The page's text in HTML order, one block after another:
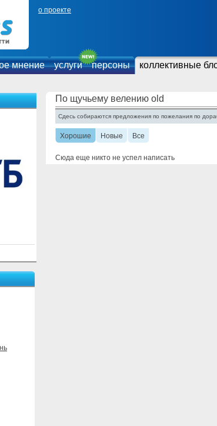
о проекте
мнение услуги персоны коллективные
По щучьему велению old
Сдесь собираются предложения по пожелания по
Хорошие Новые Все
Сюда еще никто не успел написать